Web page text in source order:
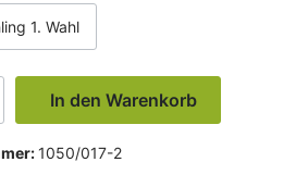
1. Wahl
In den Warenkorb
1050/017-2